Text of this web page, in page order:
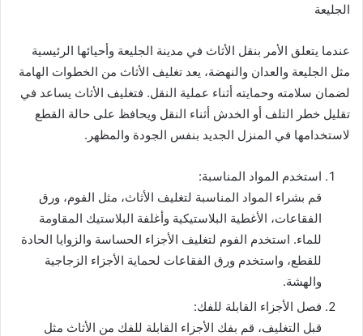
الجليعة
عندما يتعلق الأمر بنقل الأثاث في مدينة الجليعة وأحيائها الرئيسية
مثل الجليعة والعدان والنهضة، يعد تغليف الأثاث من الخطوات الهامة
لضمان سلامته وحمايته أثناء عملية النقل. فتغليف الأثاث يساعد في
تقليل خطر التلف أو الخدش أثناء النقل ويحافظ على حالة القطع
لاستخدامها في المنزل الجديد بنفس الجودة والمظهر.
استخدم المواد المناسبة:
قم بشراء المواد المناسبة لتغليف الأثاث، مثل الفوم، ورق
الفقاعات، الأغطية البلاستيكية وأغلفة البلاستيك المقاومة
للماء. استخدم الفوم لتغليف الأجزاء الحساسة والزوايا الحادة
للقطع، واستخدم ورق الفقاعات لحماية الأجزاء الزجاجية
والهشة.
فصل الأجزاء القابلة للفك:
قبل التغليف، قم بفك الأجزاء القابلة للفك من الأثاث مثل